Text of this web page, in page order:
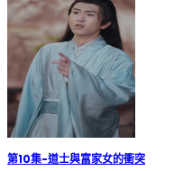
第10集-道士與富家女的衝突